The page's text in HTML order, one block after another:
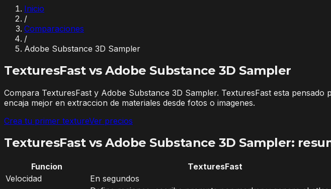
Inicio
/
Comparaciones
/
Adobe Substance 3D Sampler
TexturesFast vs Adobe Substance 3D Sampler
Compara TexturesFast y Adobe Substance 3D Sampler. TexturesFast esta
encaja mejor en extraccion de materiales desde fotos o imagenes.
Crea tu primer textureVer precios
TexturesFast vs Adobe Substance 3D Sampler:
Funcion TexturesFast
Velocidad
En segundos